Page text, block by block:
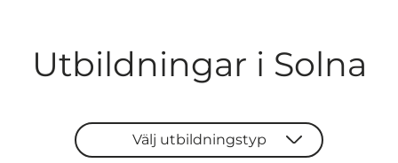
Utbildningar i Solna
Välj utbildningstyp
Välj utbildningstyp